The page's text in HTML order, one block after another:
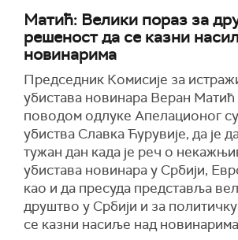
Матић: Велики пораз за
решеност да се казни
новинарима
Председник Комисије за
убистава новинара Веран Матић
поводом одлуке Апелационог
убиства Славка Ћурувије, да је
тужан дан када је реч о
убистава новинара у Србији,
као и да пресуда представља
друштво у Србији и за
се казни насиље над